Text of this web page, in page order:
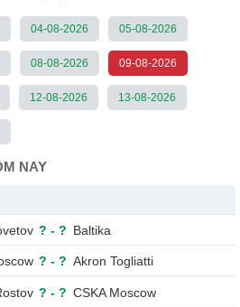
04-08-2026 05-08-2026
08-08-2026 09-08-2026
12-08-2026 13-08-2026
NAY
? -? Baltika
? -? Akron Togliatti
? -? CSKA Moscow